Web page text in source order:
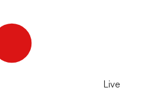
Live